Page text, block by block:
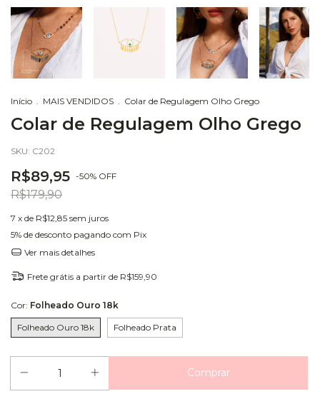
Início MAIS VENDIDOS Colar de Regulagem Olho Grego
Colar de Regulagem Olho Grego
SKU: C202
R$89,95 -50% OFF
R$179,90
7 x de R$12,85 sem juros
5% de desconto pagando com Pix
Ver mais detalhes
Frete grátis a partir de R$159,90
Cor: Folheado Ouro 18k
Folheado Ouro 18k Folheado Prata